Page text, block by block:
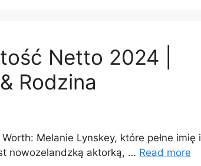
Netto 2024 |
Rodzina
Melanie Lynskey, które pełne imię i
nowozelandzką aktorką, … Read more